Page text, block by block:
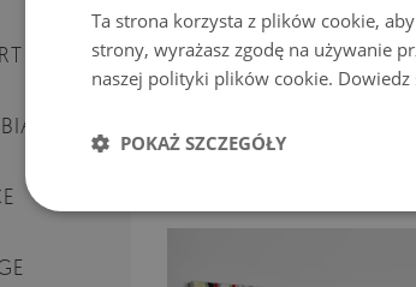
PORTRETOWA
Ta strona korzysta z plików cookie,
strony, wyrażasz zgodę na używanie
naszej polityki plików cookie. Dowiedz
POKAŻ SZCZEGÓŁY